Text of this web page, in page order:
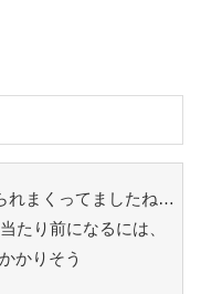
れまくってましたね…
たり前になるには、
かりそう